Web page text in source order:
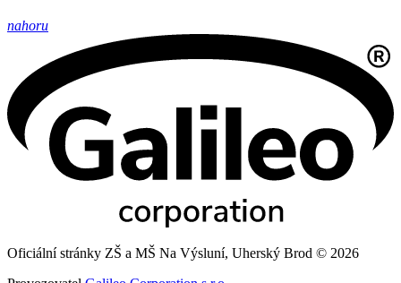
nahoru
Oficiální stránky ZŠ a MŠ Na Výsluní, Uherský Brod © 2026